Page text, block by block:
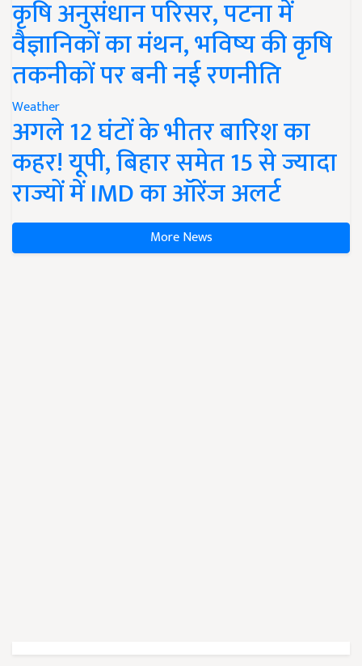
कृषि अनुसंधान परिसर, पटना में
वैज्ञानिकों का मंथन, भविष्य की कृषि
तकनीकों पर बनी नई रणनीति
Weather
अगले 12 घंटों के भीतर बारिश का
कहर! यूपी, बिहार समेत 15 से ज्यादा
राज्यों में IMD का ऑरेंज अलर्ट
More News